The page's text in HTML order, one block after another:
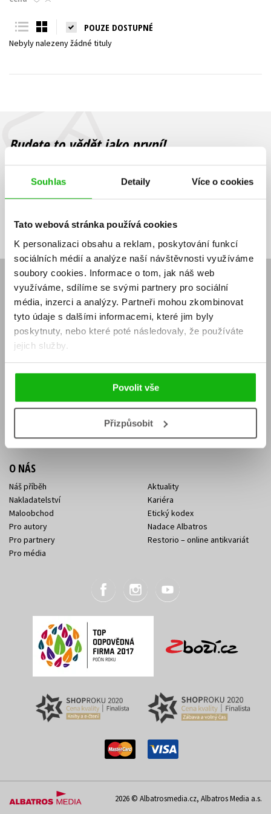
Souhlas Detaily Více o cookies
Tato webová stránka používá cookies
K personalizaci obsahu a reklam, poskytování funkcí
sociálních médií a analýze naší návštěvnosti využíváme
soubory cookies. Informace o tom, jak náš web
využíváme, sdílíme se svými partnery pro sociální
média, inzerci a analýzy. Partneři mohou zkombinovat
tyto údaje s dalšími informacemi, které jim byly
poskytnuty, nebo které poté následovaly, že používáte
jejich služby.
Povolit vše
Přizpůsobit
Young adult (SK)
Všechny tituly
POUZE DOSTUPNÉ
Nebyly nalezeny žádné tituly
Budete to vědět jako první!
Zajímá Vás, jaký knižní hit právě vychází, na jaké zboží je výhodná
sleva, jaká běží soutěž o ceny? Přihlášením k odběru našich e-
souhlasíte se zpracováním osobních údajů
mailová
adresa
mailová
adresa
Vaše e-mailová adresa Přihlásit se
E-SHOP
Aktuality
Naši autoři
Obchodní podmínky
Jak nakoupit
Knižní novinky
Dárkové poukazy
Affiliate program
KONTAKTY
Sídlo společnosti
Kontakty Albatros Media
O NÁS
Náš příběh
Nakladatelství
Maloobchod
Pro autory
Pro partnery
Pro média
Aktuality
Kariéra
Etický kodex
Nadace Albatros
Restorio – online antikvariát
2026 © Albatrosmedia.cz, Albatros Media a.s.